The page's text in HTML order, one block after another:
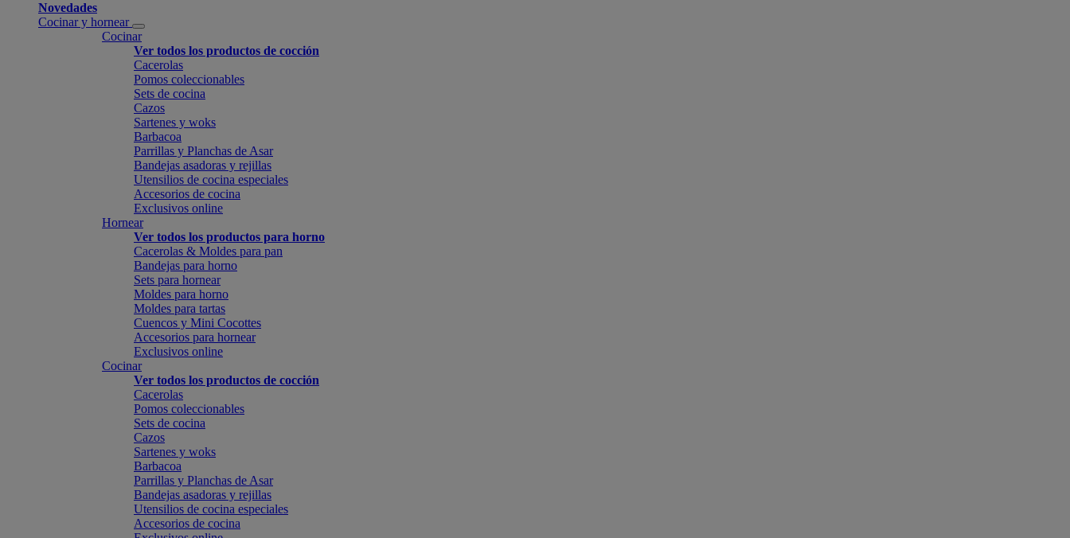
Novedades
Cocinar y hornear
Cocinar
Ver todos los productos de cocción
Cacerolas
Pomos coleccionables
Sets de cocina
Cazos
Sartenes y woks
Barbacoa
Parrillas y Planchas de Asar
Bandejas asadoras y rejillas
Utensilios de cocina especiales
Accesorios de cocina
Exclusivos online
Hornear
Ver todos los productos para horno
Cacerolas & Moldes para pan
Bandejas para horno
Sets para hornear
Moldes para horno
Moldes para tartas
Cuencos y Mini Cocottes
Accesorios para hornear
Exclusivos online
Cocinar
Ver todos los productos de cocción
Cacerolas
Pomos coleccionables
Sets de cocina
Cazos
Sartenes y woks
Barbacoa
Parrillas y Planchas de Asar
Bandejas asadoras y rejillas
Utensilios de cocina especiales
Accesorios de cocina